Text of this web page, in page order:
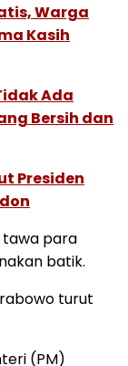
Warga
Kasih
Ada
Bersih dan
Presiden
tawa para
batik.
turut
(PM)